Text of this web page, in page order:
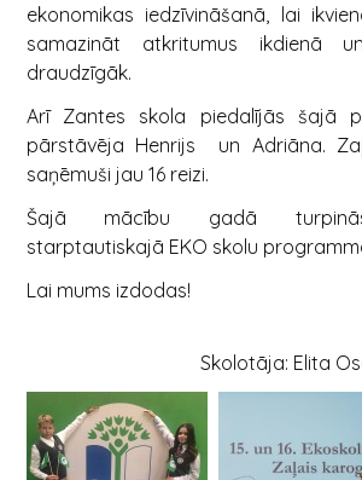
ekonomikas iedzīvināšanā, lai
samazināt atkritumus ikdienā
draudzīgāk.
Arī Zantes skola piedalījās šajā
pārstāvēja Henrijs un Adriāna.
saņēmuši jau 16 reizi.
Šajā mācību gadā
starptautiskajā EKO skolu
Lai mums izdodas!
Skolotāja: Elita